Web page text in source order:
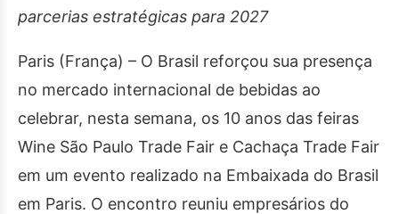
parcerias estratégicas para 2027
Paris (França) – O Brasil reforçou sua presença
no mercado internacional de bebidas ao
celebrar, nesta semana, os 10 anos das feiras
Wine São Paulo Trade Fair e Cachaça Trade Fair
em um evento realizado na Embaixada do Brasil
em Paris. O encontro reuniu empresários do